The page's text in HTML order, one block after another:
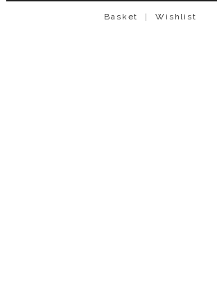
Basket | Wishlist